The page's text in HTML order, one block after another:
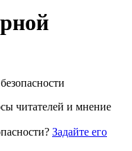
читателей и мнение
Задайте его